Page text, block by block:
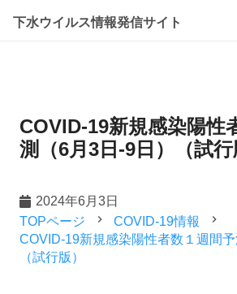
下水ウイルス情報発信サイト
COVID-19新規感染陽性
測（6月3日-9日）（試行
2024年6月3日
TOPページ
navigate_next COVID-19情報 navigate_next
COVID-19新規感染陽性者数１週間予
（試行版）